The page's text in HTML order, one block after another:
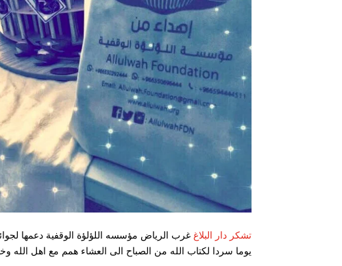
تشكر دار البلاغ غرب الرياض مؤسسه اللؤلؤة الوقفية دعمها
يوما سردا لكتاب الله من الصباح الى العشاء همم مع اهل الله